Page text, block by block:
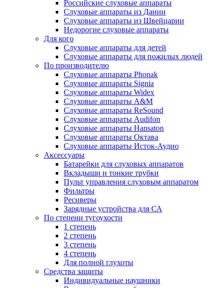
Российские слуховые аппараты
Слуховые аппараты из Дании
Слуховые аппараты из Швейцарии
Недорогие слуховые аппараты
Для кого
Слуховые аппараты для детей
Слуховые аппараты для пожилых людей
По производителю
Слуховые аппараты Phonak
Слуховые аппараты Signia
Слуховые аппараты Widex
Слуховые аппараты A&M
Слуховые аппараты ReSound
Слуховые аппараты Audifon
Слуховые аппараты Hansaton
Слуховые аппараты Октава
Слуховые аппараты Исток-Аудио
Аксессуары
Батарейки для слуховых аппаратов
Вкладыши и тонкие трубки
Пульт управления слуховым аппаратом
Фильтры
Ресиверы
Зарядные устройства для СА
По степени тугоухости
1 степень
2 степень
3 степень
4 степень
Для полной глухоты
Средства защиты
Индивидуальные наушники